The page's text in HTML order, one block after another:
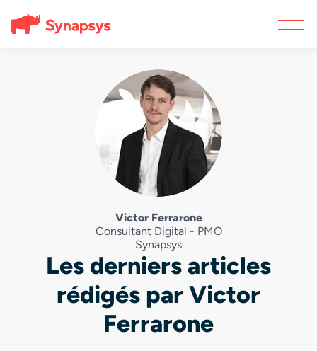
Victor Ferrarone
Consultant Digital - PMO
Synapsys
Les derniers articles
rédigés par Victor
Ferrarone